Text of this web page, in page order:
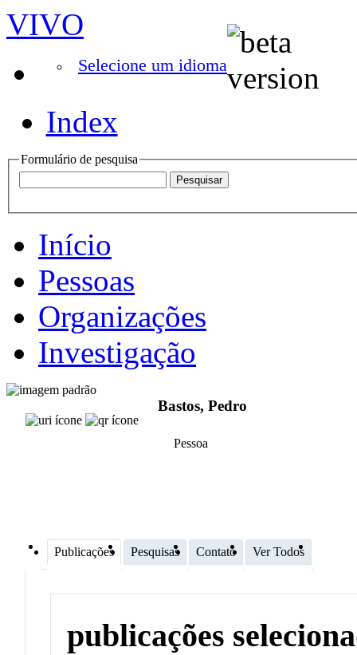
VIVO
Selecione um idioma
Index
Formulário de pesquisa
Início
Pessoas
Organizações
Investigação
Bastos, Pedro
Pessoa
Publicações Pesquisas Contato Ver Todos
publicações